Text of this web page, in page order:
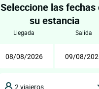
Seleccione las fechas
su estancia
llegada salida
2 viajeros